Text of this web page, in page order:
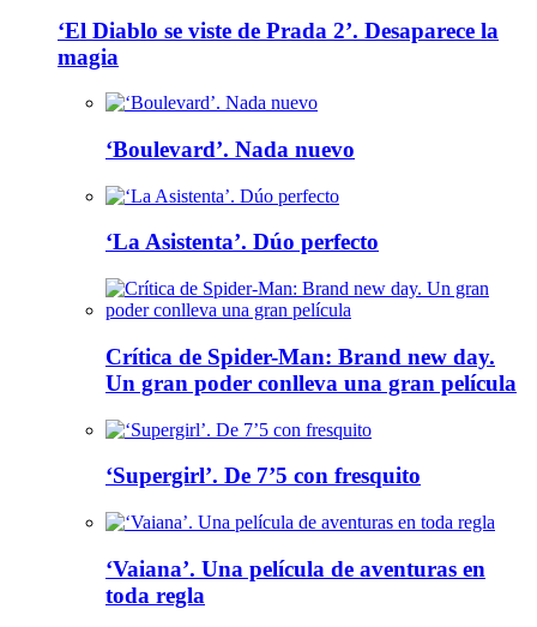
‘El Diablo se viste de Prada 2’. Desaparece la
magia
‘Boulevard’. Nada nuevo
‘La Asistenta’. Dúo perfecto
Crítica de Spider-Man: Brand new day.
Un gran poder conlleva una gran película
‘Supergirl’. De 7’5 con fresquito
‘Vaiana’. Una película de aventuras en
toda regla